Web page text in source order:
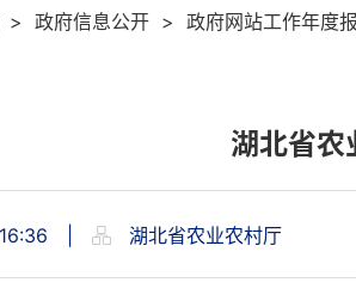
> 政府信息公开 > 政府网站工作年度
湖北省
湖北省农业农村厅